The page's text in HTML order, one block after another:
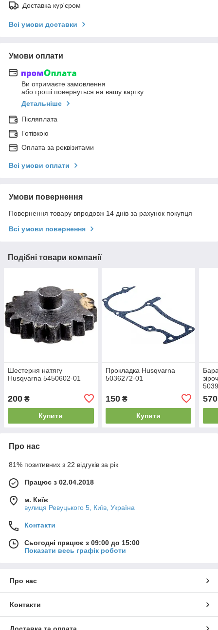
Доставка кур'єром
Всі умови доставки
Умови оплати
Ви отримаєте замовлення
або гроші повернуться на вашу картку
Детальніше
Післяплата
Готівкою
Оплата за реквізитами
Всі умови оплати
Умови повернення
Повернення товару впродовж 14 днів за рахунок покупця
Всі умови повернення
Подібні товари компанії
Шестерня натягу
Husqvarna 5450602-01
200 ₴
Купити
Прокладка Husqvarna
5036272-01
150₴
Купити
570
Про нас
81% позитивних з 22 відгуків за рік
Працює з 02.04.2018
м. Київ
вулиця Ревуцького 5, Київ, Україна
Контакти
Сьогодні працює з 09:00 до 15:00
Показати весь графік роботи
Про нас
Контакти